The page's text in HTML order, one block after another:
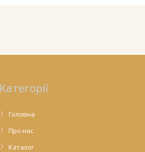
Категорії
Головна
Про нас
Каталог